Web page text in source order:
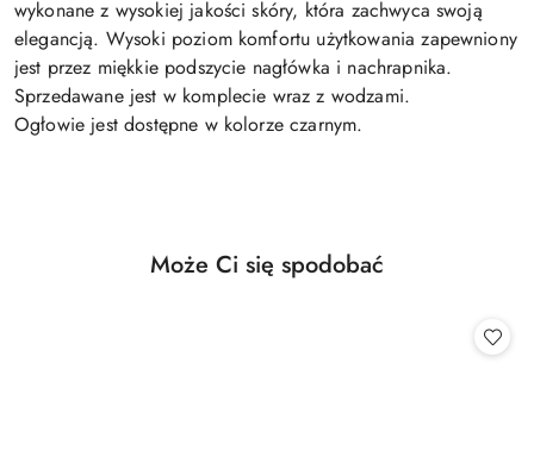
wykonane z wysokiej jakości skóry, która zachwyca swoją
elegancją. Wysoki poziom komfortu użytkowania zapewniony
jest przez miękkie podszycie nagłówka i nachrapnika.
Sprzedawane jest w komplecie wraz z wodzami.
Ogłowie jest dostępne w kolorze czarnym.
Pomiń karuzelę produktów
Produkty
Może Ci się spodobać